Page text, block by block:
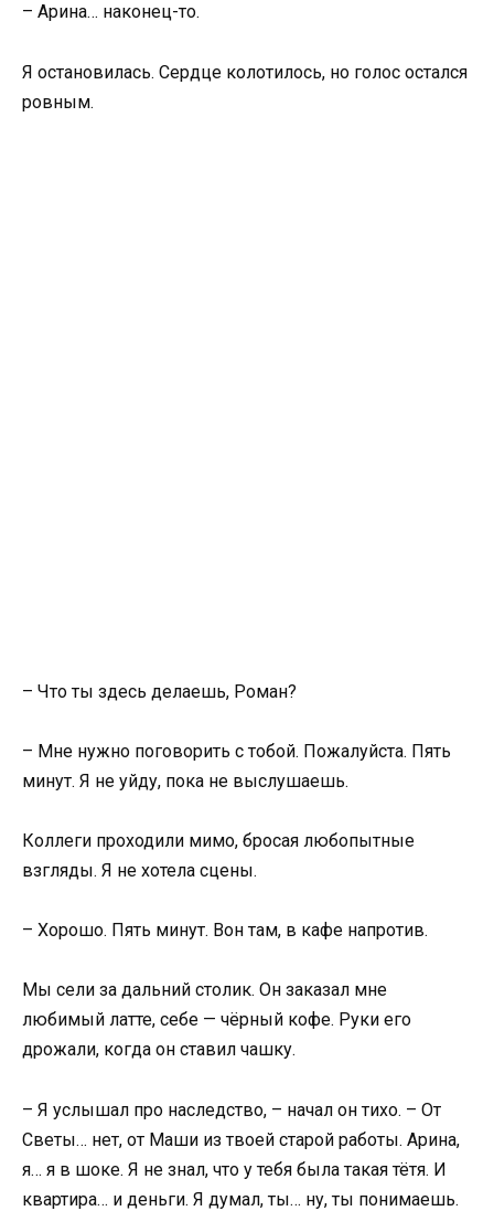
– Арина… наконец-то.
Я остановилась. Сердце колотилось, но голос остался
ровным.
– Что ты здесь делаешь, Роман?
– Мне нужно поговорить с тобой. Пожалуйста. Пять
минут. Я не уйду, пока не выслушаешь.
Коллеги проходили мимо, бросая любопытные
взгляды. Я не хотела сцены.
– Хорошо. Пять минут. Вон там, в кафе напротив.
Мы сели за дальний столик. Он заказал мне
любимый латте, себе — чёрный кофе. Руки его
дрожали, когда он ставил чашку.
– Я услышал про наследство, – начал он тихо. – От
Светы… нет, от Маши из твоей старой работы. Арина,
я… я в шоке. Я не знал, что у тебя была такая тётя. И
квартира… и деньги. Я думал, ты… ну, ты понимаешь.